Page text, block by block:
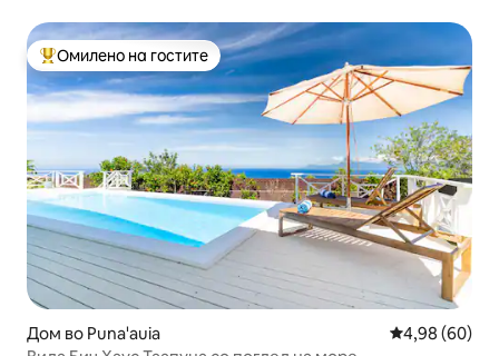
Меѓу најуспешните „Омилени на гостите“
Омилено на гостите
Дом во Puna'auia Просечна
4,98 (60)